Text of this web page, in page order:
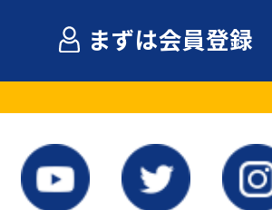
まずは会員登録